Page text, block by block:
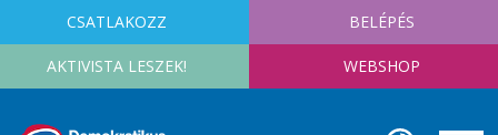
CSATLAKOZZ BELÉPÉS
AKTIVISTA LESZEK! WEBSHOP